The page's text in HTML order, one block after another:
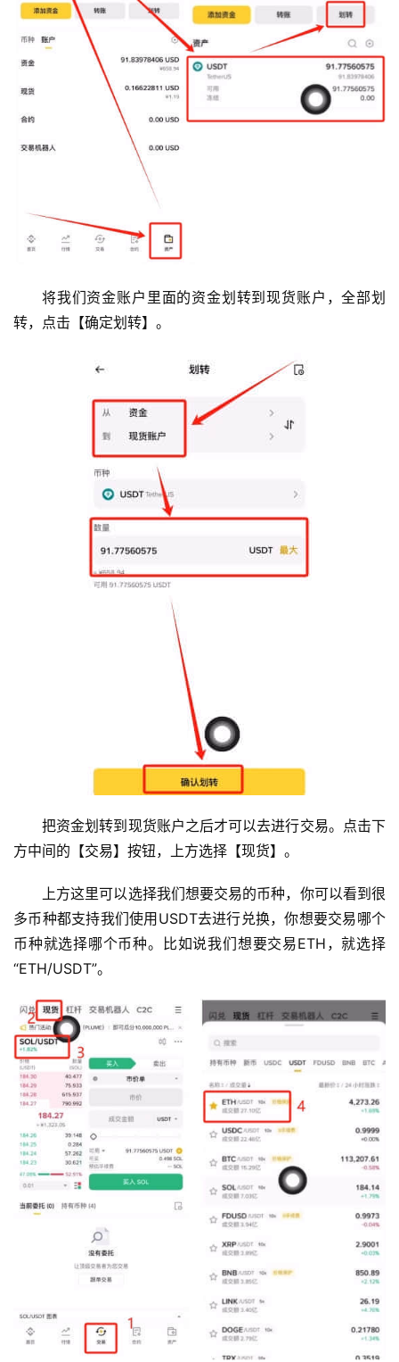
行
情
析
币
见
问
题
将我们资金账户里面的资金划转到现货账户，全部划
转，点击【确定划转】。
把资金划转到现货账户之后才可以去进行交易。点击下
方中间的【交易】按钮，上方选择【现货】。
上方这里可以选择我们想要交易的币种，你可以看到很
多币种都支持我们使用USDT去进行兑换，你想要交易哪个
币种就选择哪个币种。比如说我们想要交易ETH，就选择
“ETH/USDT”。